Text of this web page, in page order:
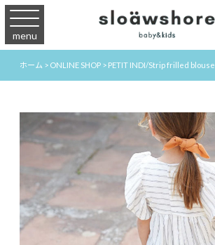
menu
ホーム >ONLINE SHOP >PETIT INDI/Strip frilled blouse